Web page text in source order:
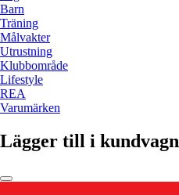
Barn
Träning
Målvakter
Utrustning
Klubbområde
Lifestyle
REA
Varumärken
Lägger till i